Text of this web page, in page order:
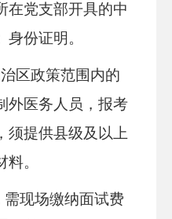
在党支部开具的中
份证明。
区政策范围内的
外医务人员，报考
须提供县级及以上
。
现场缴纳面试费